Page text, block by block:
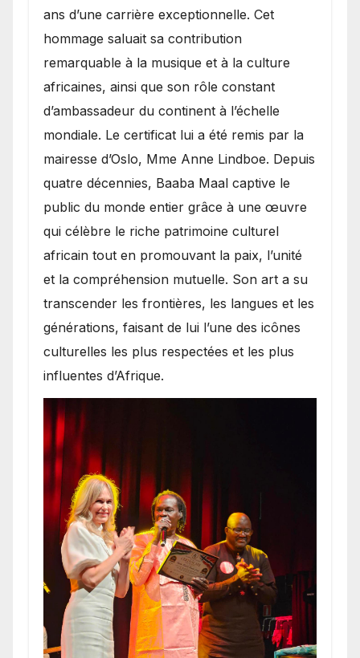
ans d’une carrière exceptionnelle. Cet
hommage saluait sa contribution
remarquable à la musique et à la culture
africaines, ainsi que son rôle constant
d’ambassadeur du continent à l’échelle
mondiale. Le certificat lui a été remis par la
mairesse d’Oslo, Mme Anne Lindboe. Depuis
quatre décennies, Baaba Maal captive le
public du monde entier grâce à une œuvre
qui célèbre le riche patrimoine culturel
africain tout en promouvant la paix, l’unité
et la compréhension mutuelle. Son art a su
transcender les frontières, les langues et les
générations, faisant de lui l’une des icônes
culturelles les plus respectées et les plus
influentes d’Afrique.